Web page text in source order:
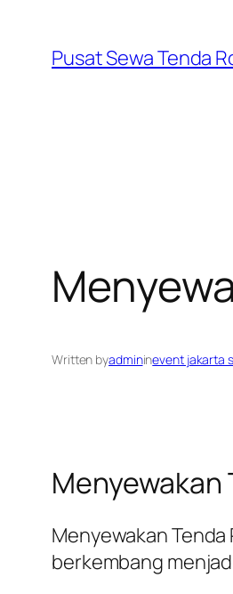
content
Pusat Sewa Tenda
Written byadmininevent jakarta
Menyewakan
Menyewakan
berkembang